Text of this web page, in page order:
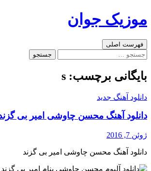
به
موزیک جوان
جست‌وجو
فهرست اصلی
جستجو
بایگانی برچسب: s
دانلود آهنگ جدید
دانلود آهنگ محسن چاوشی امیر بی
ژوئن 7, 2016
دانلود آهنگ محسن چاوشی امیر بی گزند